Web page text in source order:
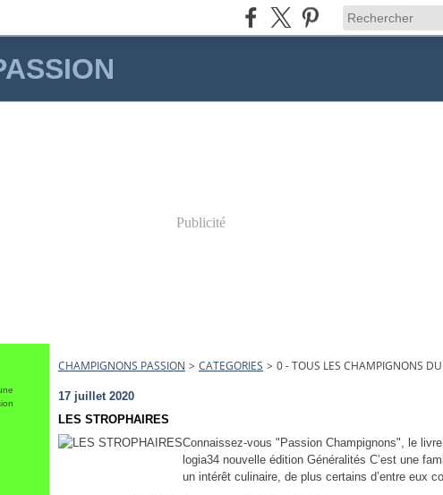
Publicité
CHAMPIGNONS PASSION > CATEGORIES > 0 - TOUS LES CHAMPIGNONS
17 juillet 2020
LES STROPHAIRES
Connaissez-vous "Passion Champignons", le
logia34 nouvelle édition Généralités C’est une
un intérêt culinaire, de plus certains d’entre eux